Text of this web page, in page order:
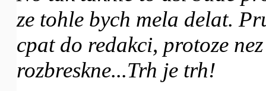
ze tohle bych mela delat.
cpat do redakci, protoze
rozbreskne...Trh je trh!